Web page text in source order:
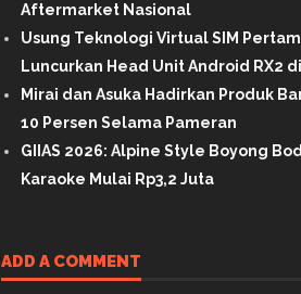
Aftermarket Nasional
Usung Teknologi Virtual SIM
Luncurkan Head Unit Android RX2 di
Mirai dan Asuka Hadirkan Produk
10 Persen Selama Pameran
GIIAS 2026: Alpine Style Boyong
Karaoke Mulai Rp3,2 Juta
ADD A COMMENT